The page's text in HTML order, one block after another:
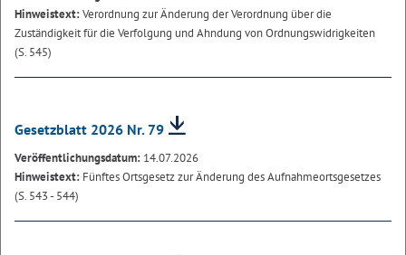
Hinweistext:Verordnung zur Änderung der Verordnung über die
Zuständigkeit für die Verfolgung und Ahndung von Ordnungswidrigkeiten
(S. 545)
Gesetzblatt 2026 Nr. 79
Veröffentlichungsdatum: 14.07.2026
Hinweistext: Fünftes Ortsgesetz zur Änderung des Aufnahmeortsgesetzes
(S. 543 - 544)